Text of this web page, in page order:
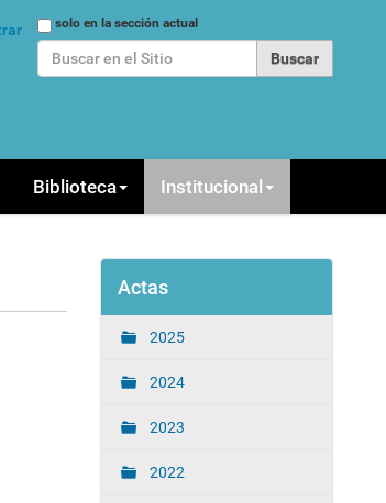
Buscarsolo en la sección actual
Biblioteca Institucional
Actas
2025
2024
2023
2022